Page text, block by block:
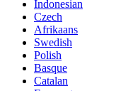
Indonesian
Czech
Afrikaans
Swedish
Polish
Basque
Catalan